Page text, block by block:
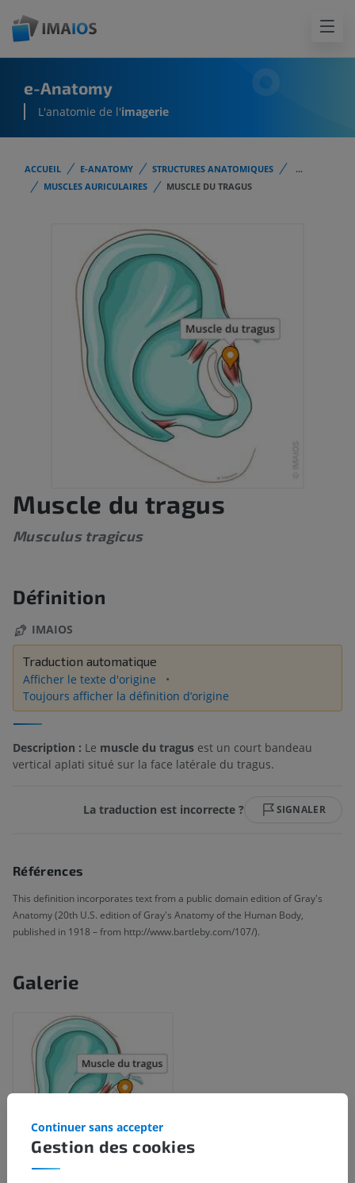
e-Anatomy
L'anatomie de l'imagerie
ACCUEIL E-ANATOMY STRUCTURES ANATOMIQUES
...
MUSCLES AURICULAIRES
MUSCLE DU TRAGUS
Muscle du tragus
Musculus tragicus
Définition
IMAIOS
Traduction automatique
Afficher le texte d'origine
Toujours afficher la définition d’origine
Description : Le muscle du tragus est un court bandeau
vertical aplati situé sur la face latérale du tragus.
La traduction est incorrecte ? SIGNALER
Références
This definition incorporates text from a public domain edition of Gray's
Anatomy (20th U.S. edition of Gray's Anatomy of the Human Body,
published in 1918 – from http://www.bartleby.com/107/).
Galerie
Gestion des cookies
Continuer sans accepter